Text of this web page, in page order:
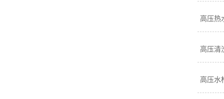
高压热
高压清
高压水